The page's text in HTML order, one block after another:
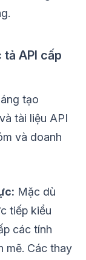
API cấp
tạo
tài liệu API
và doanh
Mặc dù
tiếp kiểu
các tính
mẽ. Các thay